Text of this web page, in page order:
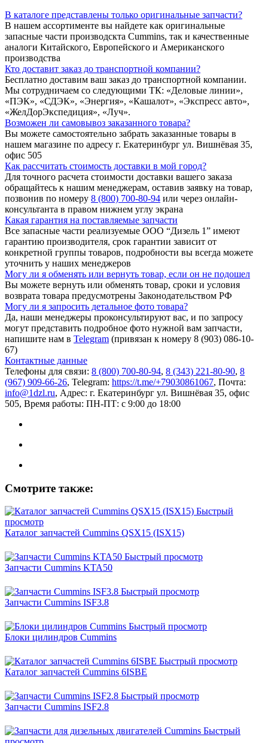
В каталоге представлены только оригинальные запчасти?
В нашем ассортименте вы найдете как оригинальные
запасные части производскта Cummins, так и качественные
аналоги Китайского, Европейского и Американского
производства
Кто доставит заказ до транспортной компании?
Бесплатно доставим ваш заказ до транспортной компании.
Мы сотрудничаем со следующими ТК: «Деловые линии»,
«ПЭК», «СДЭК», «Энергия», «Кашалот», «Экспресс авто»,
«ЖелДорЭкспедиция», «Луч».
Возможен ли самовывоз заказанного товара?
Вы можете самостоятельно забрать заказанные товары в
нашем магазине по адресу г. Екатеринбург ул. Вишнёвая 35,
офис 505
Как рассчитать стоимость доставки в мой город?
Для точного расчета стоимости доставки вашего заказа
обращайтесь к нашим менеджерам, оставив заявку на товар,
позвонив по номеру 8 (800) 700-80-94 или через онлайн-
консультанта в правом нижнем углу экрана
Какая гарантия на поставляемые запчасти
Все запасные части реализуемые ООО “Дизель 1” имеют
гарантию производителя, срок гарантии зависит от
конкретной группы товаров, подробности вы всегда можете
уточнить у наших менеджеров
Могу ли я обменять или вернуть товар, если он не подошел
Вы можете вернуть или обменять товар, сроки и условия
возврата товара предусмотрены Законодательством РФ
Могу ли я запросить детальное фото товара?
Да, наши менеджеры проконсультируют вас, и по запросу
могут представить подробное фото нужной вам запчасти,
напишите нам в Telegram (привязан к номеру 8 (903) 086-10-
67)
Контактные данные
Телефоны для связи: 8 (800) 700-80-94, 8 (343) 221-80-90, 8
(967) 909-66-26, Telegram: https://t.me/+79030861067, Почта:
info@1dzl.ru, Адрес: г. Екатеринбург ул. Вишнёвая 35, офис
505, Время работы: ПН-ПТ: с 9:00 до 18:00
Смотрите также:
Быстрый
просмотр
Каталог запчастей Cummins QSX15 (ISX15)
Быстрый просмотр
Запчасти Cummins KTA50
Быстрый просмотр
Запчасти Cummins ISF3.8
Быстрый просмотр
Блоки цилиндров Cummins
Быстрый просмотр
Каталог запчастей Cummins 6ISBE
Быстрый просмотр
Запчасти Cummins ISF2.8
Быстрый